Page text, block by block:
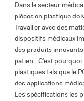
Dans le secteur
pièces en plastique
Travailler avec des
dispositifs médicaux
des produits
patient. C’est
plastiques tels que le
des applications
Les spécifications les